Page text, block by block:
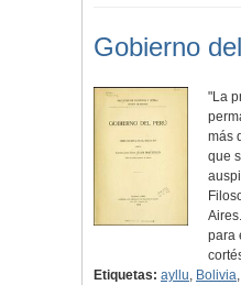
Gobierno
"La
más
que
para
Etiquetas: ayllu, Bolivia,